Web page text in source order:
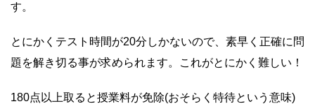
す。
とにかくテスト時間が20分しかないので、素早く正確に問
題を解き切る事が求められます。これがとにかく難しい！
180点以上取ると授業料が免除(おそらく特待という意味)